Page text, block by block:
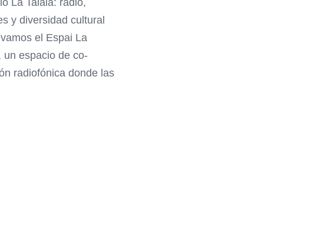
La Talaia: radio,
y diversidad cultural
el Espai La
un espacio de co-
radiofónica donde las